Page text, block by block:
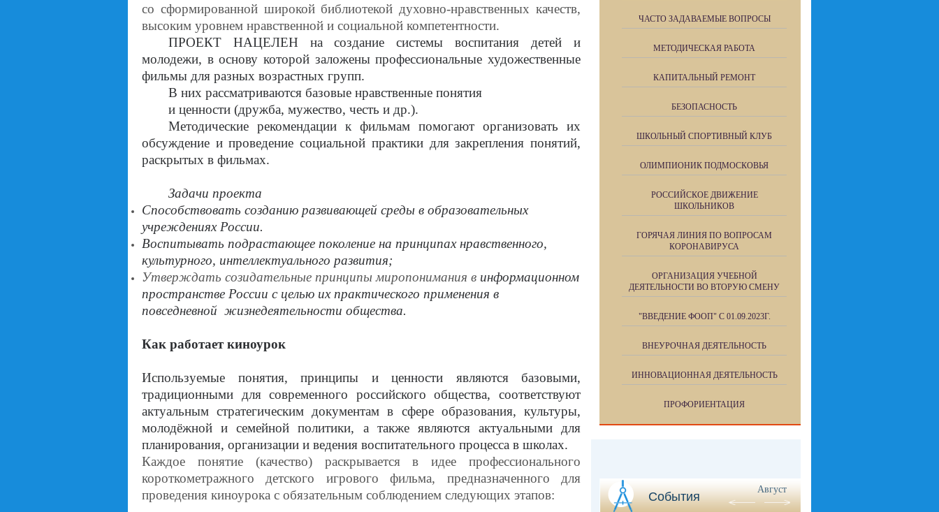
со сформированной широкой библиотекой духовно-нравственных качеств,
высоким уровнем нравственной и социальной компетентности.
ПРОЕКТ НАЦЕЛЕН на создание системы воспитания детей и
молодежи, в основу которой заложены профессиональные художественные
фильмы для разных возрастных групп.
В них рассматриваются базовые нравственные понятия
и ценности (дружба, мужество, честь и др.).
Методические рекомендации к фильмам помогают организовать их
обсуждение и проведение социальной практики для закрепления понятий,
раскрытых в фильмах.
Задачи проекта
Способствовать созданию развивающей среды в образовательных
учреждениях России.
Воспитывать подрастающее поколение на принципах нравственного,
культурного, интеллектуального развития;
Утверждать созидательные принципы миропонимания в информационном
пространстве России с целью их практического применения в
повседневной жизнедеятельности общества.
Как работает киноурок
Используемые понятия, принципы и ценности являются базовыми,
традиционными для современного российского общества, соответствуют
актуальным стратегическим документам в сфере образования, культуры,
молодёжной и семейной политики, а также являются актуальными для
планирования, организации и ведения воспитательного процесса в школах.
Каждое понятие (качество) раскрывается в идее профессионального
короткометражного детского игрового фильма, предназначенного для
проведения киноурока с обязательным соблюдением следующих этапов:
ЧАСТО ЗАДАВАЕМЫЕ ВОПРОСЫ
МЕТОДИЧЕСКАЯ РАБОТА
КАПИТАЛЬНЫЙ РЕМОНТ
БЕЗОПАСНОСТЬ
ШКОЛЬНЫЙ СПОРТИВНЫЙ КЛУБ
ОЛИМПИОНИК ПОДМОСКОВЬЯ
РОССИЙСКОЕ ДВИЖЕНИЕ
ШКОЛЬНИКОВ
ГОРЯЧАЯ ЛИНИЯ ПО ВОПРОСАМ
КОРОНАВИРУСА
ОРГАНИЗАЦИЯ УЧЕБНОЙ
ДЕЯТЕЛЬНОСТИ ВО ВТОРУЮ СМЕНУ
"ВВЕДЕНИЕ ФООП" С 01.09.2023Г.
ВНЕУРОЧНАЯ ДЕЯТЕЛЬНОСТЬ
ИННОВАЦИОННАЯ ДЕЯТЕЛЬНОСТЬ
ПРОФОРИЕНТАЦИЯ
События
Август